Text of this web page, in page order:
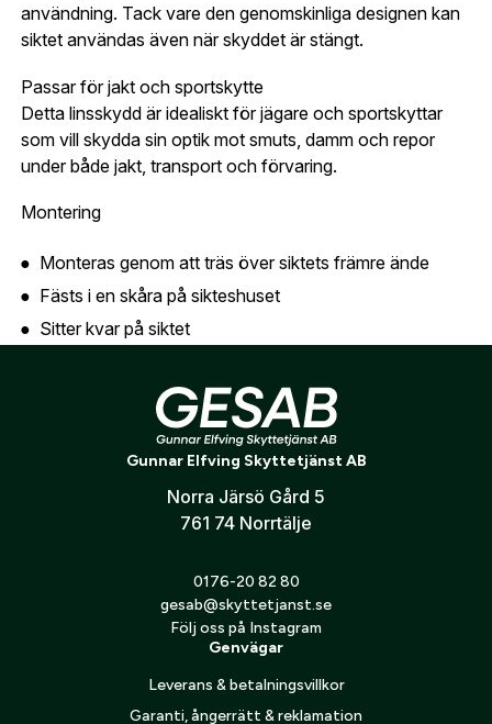
användning. Tack vare den genomskinliga designen kan
siktet användas även när skyddet är stängt.
Passar för jakt och sportskytte
Detta linsskydd är idealiskt för jägare och sportskyttar
som vill skydda sin optik mot smuts, damm och repor
under både jakt, transport och förvaring.
Montering
Monteras genom att träs över siktets främre ände
Fästs i en skåra på sikteshuset
Sitter kvar på siktet
Skapa konto och handla enklare
Är du företag eller förening?
konto hos oss får du snabbare utcheckning,
översikt över dina beställningar och sparade
uppgifter.
Är du en förening eller ett företag? Kontakta
Land:*
E-post:* (kommer bli ditt användarnamn)
Verifiera e-post:*
Jag godkänner att mina personuppgifter behandlas enligt
personuppgiftspolicy .
Jag godkänner att mina uppgifter sparas enligt
integritetspolicyn .
Bevaka
Gunnar Elfving Skyttetjänst AB
Norra Järsö Gård 5
761 74 Norrtälje
0176-20 82 80
gesab@skyttetjanst.se
Följ oss på Instagram
Genvägar
Leverans & betalningsvillkor
Garanti, ångerrätt & reklamation